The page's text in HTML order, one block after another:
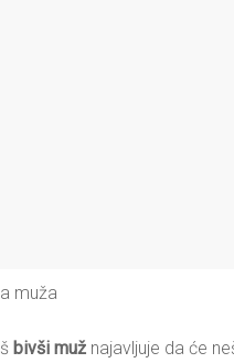
bivši muž najavljuje da će